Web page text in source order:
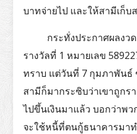
บาทจ่ายไป และให้สามีเก็บ
กระทั่งประกาศผลงวด
รางวัลที่ 1 หมายเลข
ทราบ แต่วันที่ 7 กุมภาพัน
สามีก็มากระซิบว่าเขาถูกร
ไปขึ้นเงินมาแล้ว บอกว่าพ
จะใช้หนี้ที่ตนกู้ธนาคารมา